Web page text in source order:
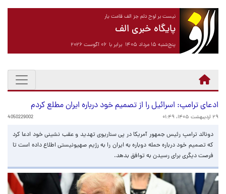
نیست بر لوح دلم جز الف قامت یار
پایگاه خبری الف
پنج‌شنبه ۱۵ مرداد ۱۴۰۵ برابر با ۰۶ آگوست ۲۰۲۶
ادعای ترامپ: اسرائیل را از تصمیم خود درباره ایران مطلع کردم
۲۹ اردیبهشت ۱۴۰۵، ۰۱:۴۹ 4050229002
دونالد ترامپ رئیس جمهور آمریکا در پی سناریوی تهدید و عقب نشینی خود ادعا کرد
که تصمیم خود درباره حمله دوباره به ایران را به رژیم صهیونیستی اطلاع داده است تا
فرصت دیگری برای رسیدن به توافق بدهد.